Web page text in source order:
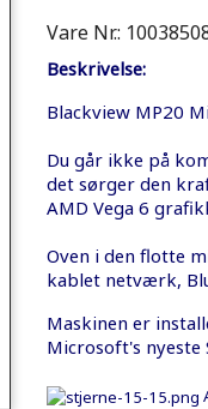
Vare Nr.:
Beskrivelse:
Blackview MP20
Du går ikke på
det sørger den
AMD Vega 6
Oven i den flotte
kablet netværk,
Maskinen er
Microsoft's nyeste